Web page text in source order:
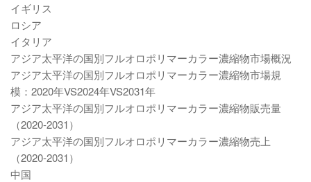
イギリス
ロシア
イタリア
アジア太平洋の国別フルオロポリマーカラー濃縮物市場概況
アジア太平洋の国別フルオロポリマーカラー濃縮物市場規
模：2020年VS2024年VS2031年
アジア太平洋の国別フルオロポリマーカラー濃縮物販売量
（2020-2031）
アジア太平洋の国別フルオロポリマーカラー濃縮物売上
（2020-2031）
中国